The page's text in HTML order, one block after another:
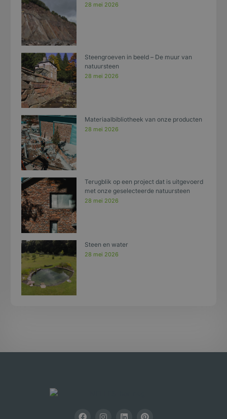
28 mei 2026
Steengroeven in beeld – De muur van
natuursteen
28 mei 2026
Materiaalbibliotheek van onze producten
28 mei 2026
Terugblik op een project dat is uitgevoerd
met onze geselecteerde natuursteen
28 mei 2026
Steen en water
28 mei 2026